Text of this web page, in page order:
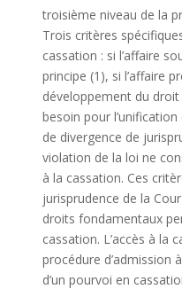
troisième niveau de la
Trois critères
cassation : si l’affaire
principe (1), si l’affaire
développement du droit
besoin pour
de divergence de
violation de la loi ne
à la cassation. Ces
jurisprudence de la
droits fondamentaux
cassation. L’accès à la
procédure d’admission
d’un pourvoi en